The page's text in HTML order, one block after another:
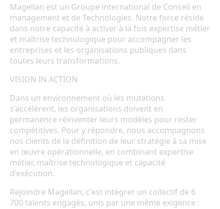
Magellan est un Groupe international de Conseil en
management et de Technologies. Notre force réside
dans notre capacité à activer à la fois expertise métier
et maîtrise technologique pour accompagner les
entreprises et les organisations publiques dans
toutes leurs transformations.
VISION IN ACTION
Dans un environnement où les mutations
s'accélèrent, les organisations doivent en
permanence réinventer leurs modèles pour rester
compétitives. Pour y répondre, nous accompagnons
nos clients de la définition de leur stratégie à sa mise
en œuvre opérationnelle, en combinant expertise
métier, maîtrise technologique et capacité
d'exécution.
Rejoindre Magellan, c'est intégrer un collectif de 6
700 talents engagés, unis par une même exigence :